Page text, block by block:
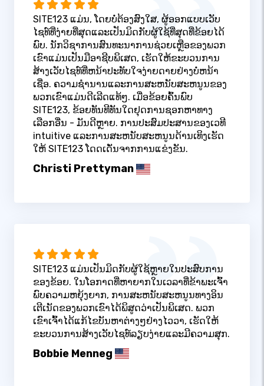
SITE123 ແມ່ນ, ໂດຍບໍ່ຕ້ອງສົງໃສ, ຜູ້ອອກແບບເວັບ
ໄຊທ໌ທີ່ງ່າຍທີ່ສຸດແລະເປັນມິດກັບຜູ້ໃຊ້ທີ່ສຸດທີ່ຂ້ອຍໄດ້
ພົບ. ນັກວິຊາການສົນທະນາການຊ່ວຍເຫຼືອຂອງພວກ
ເຂົາແມ່ນເປັນມືອາຊີບພິເສດ, ເຮັດໃຫ້ຂະບວນການ
ສ້າງເວັບໄຊທ໌ທີ່ຫນ້າປະທັບໃຈງ່າຍດາຍຢ່າງບໍ່ຫນ້າ
ເຊື່ອ. ຄວາມຊໍານານແລະການສະຫນັບສະຫນູນຂອງ
ພວກເຂົາແມ່ນດີເລີດແທ້ໆ. ເມື່ອຂ້ອຍຄົ້ນພົບ
SITE123, ຂ້ອຍທັນທີທັນໃດຢຸດການຊອກຫາທາງ
ເລືອກອື່ນ - ມັນດີຫຼາຍ. ການປະສົມປະສານຂອງເວທີ
intuitive ແລະການສະຫນັບສະຫນູນດ້ານເທິງເຮັດ
ໃຫ້ SITE123 ໂດດເດັ່ນຈາກການແຂ່ງຂັນ.
Christi Prettyman
SITE123 ແມ່ນເປັນມິດກັບຜູ້ໃຊ້ຫຼາຍໃນປະສົບການ
ຂອງຂ້ອຍ. ໃນໂອກາດທີ່ຫາຍາກໃນເວລາທີ່ຂ້າພະເຈົ້າ
ພົບຄວາມຫຍຸ້ງຍາກ, ການສະຫນັບສະຫນູນທາງອິນ
ເຕີເນັດຂອງພວກເຂົາໄດ້ພິສູດວ່າເປັນພິເສດ. ພວກ
ເຂົາເຈົ້າໄດ້ແກ້ໄຂບັນຫາຕ່າງໆຢ່າງໄວວາ, ເຮັດໃຫ້
ຂະບວນການສ້າງເວັບໄຊທ໌ລຽບງ່າຍແລະມີຄວາມສຸກ.
Bobbie Menneg